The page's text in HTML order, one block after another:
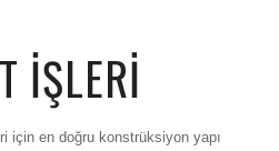
İŞLERİ
için en doğru konstrüksiyon yapı